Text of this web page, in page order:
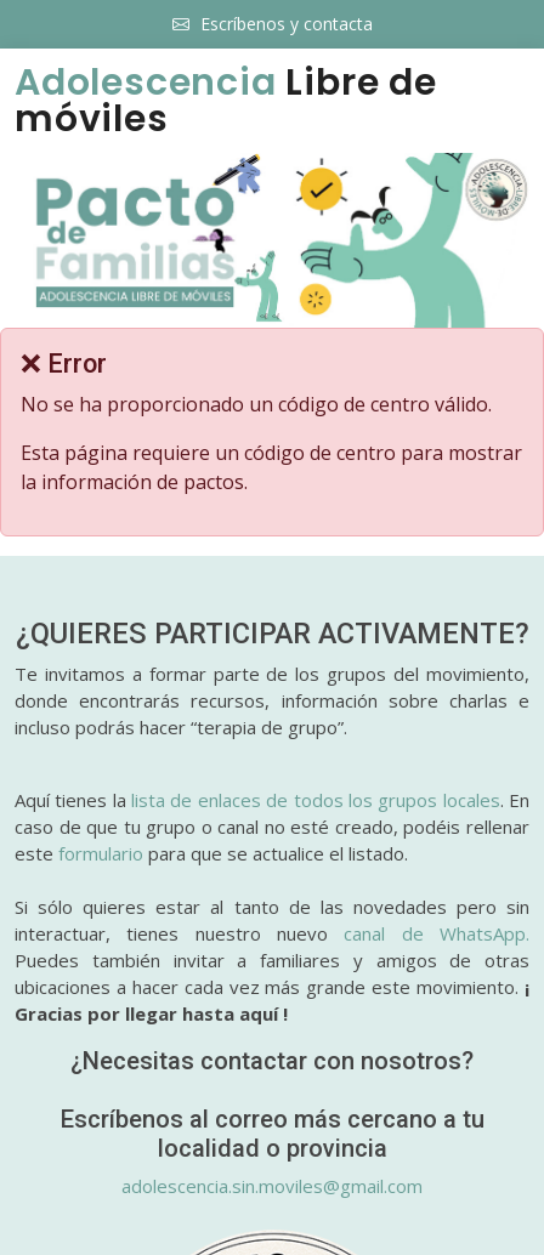
Escríbenos y contacta
Adolescencia Libre de
móviles
❌ Error
No se ha proporcionado un código de centro válido.
Esta página requiere un código de centro para mostrar
la información de pactos.
¿QUIERES PARTICIPAR ACTIVAMENTE?
Te invitamos a formar parte de los grupos del movimiento,
donde encontrarás recursos, información sobre charlas e
incluso podrás hacer “terapia de grupo”.
Aquí tienes lalista de enlaces de todos los grupos locales. En
caso de que tu grupo o canal no esté creado, podéis rellenar
este formulario para que se actualice el listado.
Si sólo quieres estar al tanto de las novedades pero sin
interactuar, tienes nuestro nuevo canal de WhatsApp.
Puedes también invitar a familiares y amigos de otras
ubicaciones a hacer cada vez más grande este movimiento. ¡
Gracias por llegar hasta aquí !
¿Necesitas contactar con nosotros?
Escríbenos al correo más cercano a tu
localidad o provincia
adolescencia.sin.moviles@gmail.com